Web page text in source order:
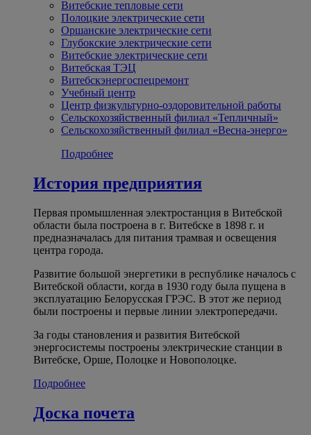
Витебские тепловые сети
Полоцкие электрические сети
Оршанские электрические сети
Глубокские электрические сети
Витебские электрические сети
Витебская ТЭЦ
Витебскэнергоспецремонт
Учебный центр
Центр физкультурно-оздоровительной работы
Сельскохозяйственный филиал «Тепличный»
Сельскохозяйственный филиал «Весна-энерго»
Подробнее
История предприятия
Первая промышленная электростанция в Витебской
области была построена в г. Витебске в 1898 г. и
предназначалась для питания трамвая и освещения
центра города.
Развитие большой энергетики в республике началось с
Витебской области, когда в 1930 году была пущена в
эксплуатацию Белорусская ГРЭС. В этот же период
были построены и первые линии электропередачи.
За годы становления и развития Витебской
энергосистемы построены электрические станции в
Витебске, Орше, Полоцке и Новополоцке.
Подробнее
Доска почета